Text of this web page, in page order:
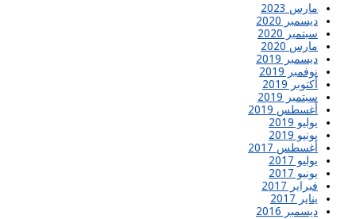
مارس 2023
ديسمبر 2020
سبتمبر 2020
مارس 2020
ديسمبر 2019
نوفمبر 2019
أكتوبر 2019
سبتمبر 2019
أغسطس 2019
يوليو 2019
يونيو 2019
أغسطس 2017
يوليو 2017
يونيو 2017
فبراير 2017
يناير 2017
ديسمبر 2016